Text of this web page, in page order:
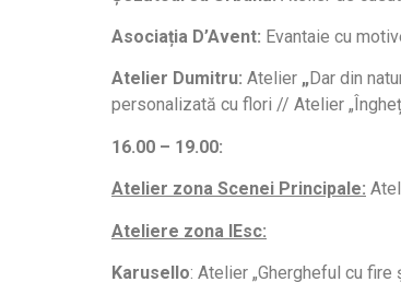
Asociația D’Avent: Evantaie cu
Atelier Dumitru: Atelier „Dar din
personalizată cu flori // Atelier
16.00 – 19.00:
Atelier zona Scenei Principale:
Ateliere zona IEsc:
Karusello: Atelier „Ghergheful cu